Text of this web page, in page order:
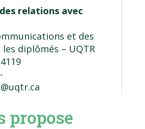
relations avec
et des
les diplômés – UQTR
propose